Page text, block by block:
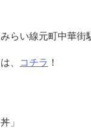
らい線元町中華街
、 コチラ ！
」